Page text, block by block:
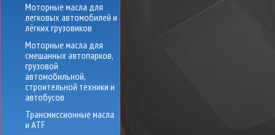
Моторные масла для
легковых автомобилей и
лёгких грузовиков
Моторные масла для
смешанных автопарков,
грузовой
автомобильной,
строительной техники и
автобусов
Трансмиссионные масла
и ATF